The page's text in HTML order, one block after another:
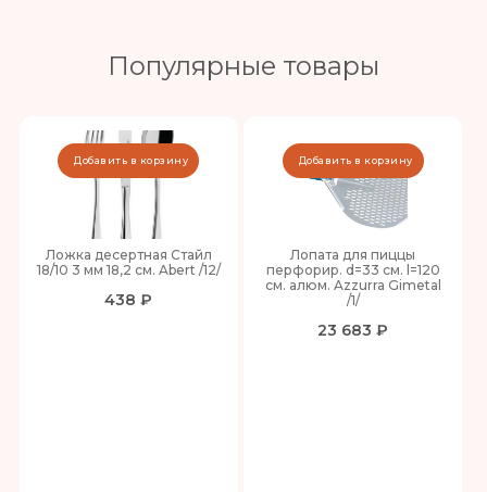
Популярные товары
Ложка десертная Стайл
18/10 3 мм 18,2 см. Abert /12/
438 ₽
Добавить в корзину
Лопата для пиццы
перфорир. d=33 см. l=120
см. алюм. Azzurra Gimetal
/1/
23 683 ₽
Добавить в корзину